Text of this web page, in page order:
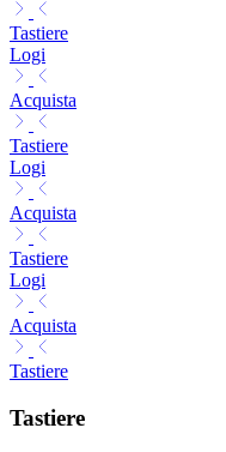
Tastiere
Logi
Acquista
Tastiere
Logi
Acquista
Tastiere
Logi
Acquista
Tastiere
Tastiere